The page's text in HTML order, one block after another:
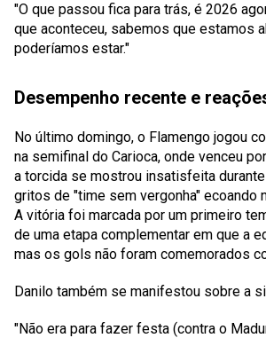
"O que passou fica para trás, é 2026
que aconteceu, sabemos que estamos
poderíamos estar."
Desempenho recente e
No último domingo, o Flamengo jogou
na semifinal do Carioca, onde venceu
a torcida se mostrou insatisfeita
gritos de "time sem vergonha" ecoando
A vitória foi marcada por um primeiro
de uma etapa complementar em que a
mas os gols não foram comemorados
Danilo também se manifestou sobre a
"Não era para fazer festa (contra o